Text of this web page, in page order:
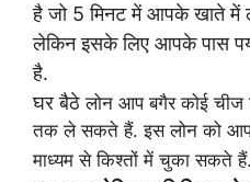
है जो 5मिनट में आपके खाते में
लेकिन इसके लिए आपके पास
है.
घर बैठेलोन आप बगैर कोई चीज
तक ले सकते हैं. इस लोन को
माध्यम से किश्तों में चुका सकते